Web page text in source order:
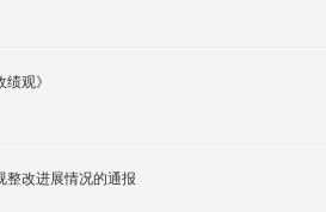
观》
整改进展情况的通报